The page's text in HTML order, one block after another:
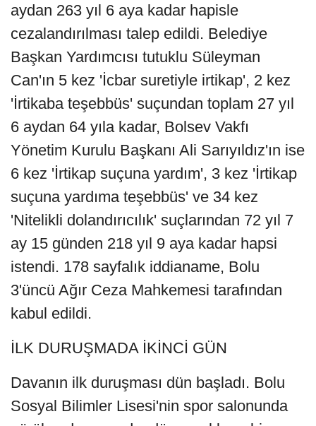
aydan 263 yıl 6 aya kadar hapisle
cezalandırılması talep edildi. Belediye
Başkan Yardımcısı tutuklu Süleyman
Can'ın 5 kez 'İcbar suretiyle irtikap', 2 kez
'İrtikaba teşebbüs' suçundan toplam 27 yıl
6 aydan 64 yıla kadar, Bolsev Vakfı
Yönetim Kurulu Başkanı Ali Sarıyıldız'ın ise
6 kez 'İrtikap suçuna yardım', 3 kez 'İrtikap
suçuna yardıma teşebbüs' ve 34 kez
'Nitelikli dolandırıcılık' suçlarından 72 yıl 7
ay 15 günden 218 yıl 9 aya kadar hapsi
istendi. 178 sayfalık iddianame, Bolu
3'üncü Ağır Ceza Mahkemesi tarafından
kabul edildi.
İLK DURUŞMADA İKİNCİ GÜN
Davanın ilk duruşması dün başladı. Bolu
Sosyal Bilimler Lisesi'nin spor salonunda